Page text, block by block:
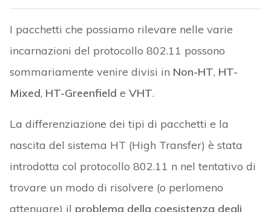
I pacchetti che possiamo rilevare nelle varie
incarnazioni del protocollo 802.11 possono
sommariamente venire divisi in Non-HT, HT-
Mixed, HT-Greenfield e VHT.
La differenziazione dei tipi di pacchetti e la
nascita del sistema HT (High Transfer) è stata
introdotta col protocollo 802.11 n nel tentativo di
trovare un modo di risolvere (o perlomeno
attenuare) il problema della coesistenza degli